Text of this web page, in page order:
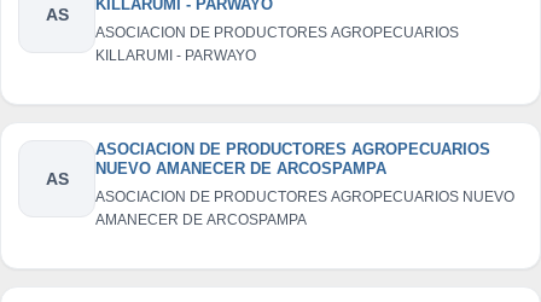
AS
KILLARUMI - PARWAYO
ASOCIACION DE PRODUCTORES AGROPECUARIOS
KILLARUMI - PARWAYO
AS
ASOCIACION DE PRODUCTORES AGROPECUARIOS
NUEVO AMANECER DE ARCOSPAMPA
ASOCIACION DE PRODUCTORES AGROPECUARIOS NUEVO
AMANECER DE ARCOSPAMPA